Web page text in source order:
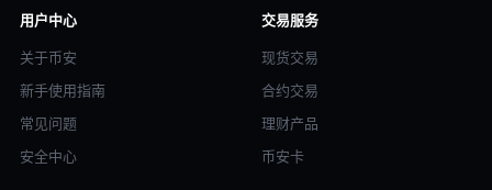
用户中心
关于币安
新手使用指南
常见问题
安全中心
交易服务
现货交易
合约交易
理财产品
币安卡